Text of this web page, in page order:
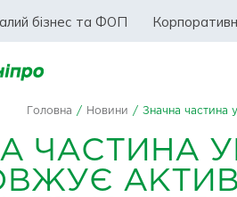
бізнес та ФОП
Головна / Новини / Значна частина
ЧАСТИНА